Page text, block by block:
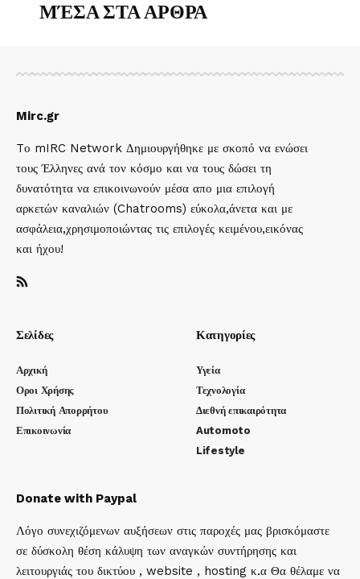
ΜΈΣΑ ΣΤΑ ΑΡΘΡΑ
Mirc.gr
Tο mIRC Network Δημιουργήθηκε με σκοπό να ενώσει
τους Έλληνες ανά τον κόσμο και να τους δώσει τη
δυνατότητα να επικοινωνούν μέσα απο μια επιλογή
αρκετών καναλιών (Chatrooms) εύκολα,άνετα και με
ασφάλεια,χρησιμοποιώντας τις επιλογές κειμένου,εικόνας
και ήχου!
Σελίδες
Αρχική
Οροι Χρήσης
Πολιτική Απορρήτου
Επικοινωνία
Κατηγορίες
Υγεία
Τεχνολογία
Διεθνή επικαιρότητα
Automoto
Lifestyle
Donate with Paypal
Λόγο συνεχιζόμενων αυξήσεων στις παροχές μας βρισκόμαστε
σε δύσκολη θέση κάλυψη των αναγκών συντήρησης και
λειτουργιάς του δικτύου , website , hosting κ.α Θα θέλαμε να